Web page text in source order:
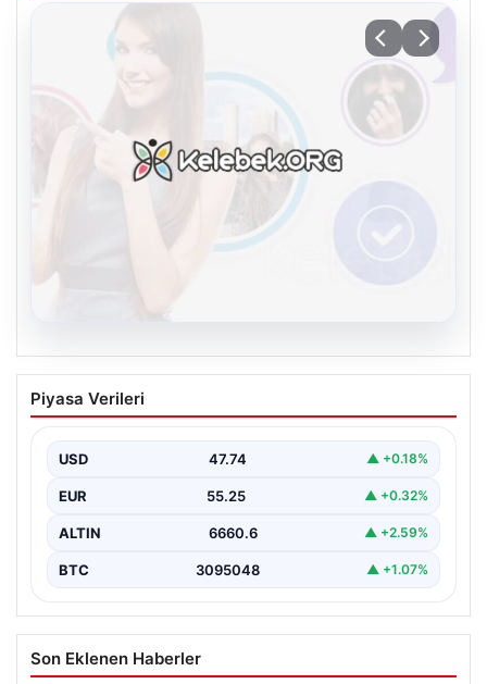
Kelebek.Org İle Dijital İletişimin Seviyeli
Adresi Ve Chat Deneyimi
irtibat kurması büyük bir önem taşımaktadır. Güncel
olarak…
Piyasa Verileri
USD 47.74 ▲ +0.18%
EUR 55.25 ▲ +0.32%
ALTIN 6660.6 ▲ +2.59%
BTC 3095048 ▲ +1.07%
Son Eklenen Haberler